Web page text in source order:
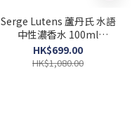
Serge Lutens 蘆丹氏 水語
中性濃香水 100ml
(Barcode: 3700358217248)
HK$699.00
HK$1,080.00